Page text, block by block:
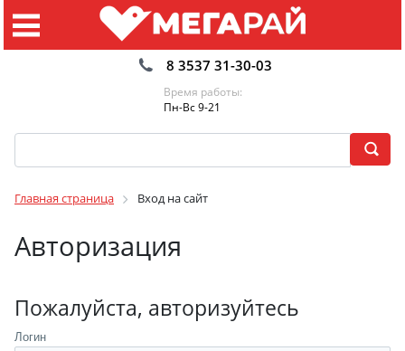
8 3537 31-30-03
Время работы:
Пн-Вс 9-21
Главная страница Вход на сайт
Авторизация
Пожалуйста, авторизуйтесь
Логин